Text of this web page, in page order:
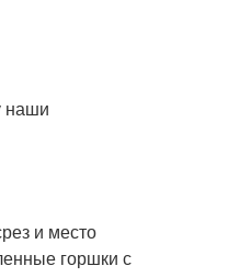
наши
и место
горшки с